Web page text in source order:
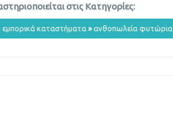
στις Κατηγορίες:
εμπορικά καταστήματα »ανθοπωλεία φυτώρια